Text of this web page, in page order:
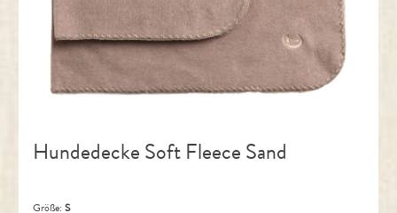
Hundedecke Soft Fleece Sand
Größe: S